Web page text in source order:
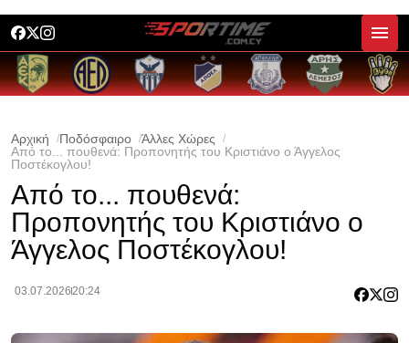
Αρχική Ποδόσφαιρο
Άλλες Χώρες
Από το... πουθενά: Προπονητής του Κριστιάνο ο Άγγελος
Ποστέκογλου!
Από το... πουθενά:
Προπονητής του Κριστιάνο ο
Άγγελος Ποστέκογλου!
03.07.202620:24